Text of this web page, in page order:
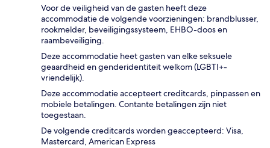
Voor de veiligheid van de gasten heeft deze
accommodatie de volgende voorzieningen: brandblusser,
rookmelder, beveiligingssysteem, EHBO-doos en
raambeveiliging.
Deze accommodatie heet gasten van elke seksuele
geaardheid en genderidentiteit welkom (LGBTI+-
vriendelijk).
Deze accommodatie accepteert creditcards, pinpassen en
mobiele betalingen. Contante betalingen zijn niet
toegestaan.
De volgende creditcards worden geaccepteerd: Visa,
Mastercard, American Express